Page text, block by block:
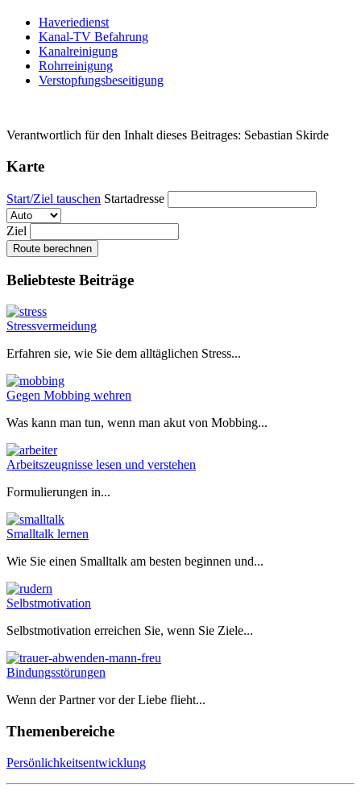
Haveriedienst
Kanal-TV Befahrung
Kanalreinigung
Rohrreinigung
Verstopfungsbeseitigung
Verantwortlich für den Inhalt dieses Beitrages: Sebastian Skirde
Karte
Start/Ziel tauschen Startadresse
Ziel
Route berechnen
Beliebteste Beiträge
Stressvermeidung
Erfahren sie, wie Sie dem alltäglichen Stress...
Gegen Mobbing wehren
Was kann man tun, wenn man akut von Mobbing...
Arbeitszeugnisse lesen und verstehen
Formulierungen in...
Smalltalk lernen
Wie Sie einen Smalltalk am besten beginnen und...
Selbstmotivation
Selbstmotivation erreichen Sie, wenn Sie Ziele...
Bindungsstörungen
Wenn der Partner vor der Liebe flieht...
Themenbereiche
Persönlichkeitsentwicklung